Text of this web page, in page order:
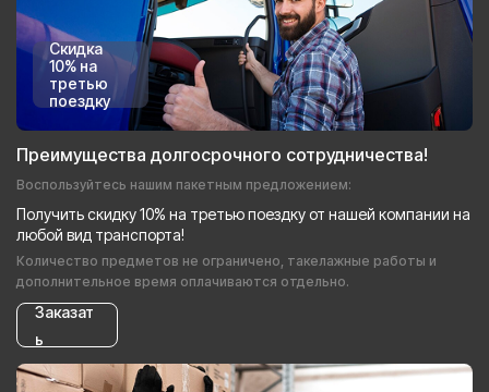
Скидка
10% на
третью
поездку
Преимущества долгосрочного сотрудничества!
Воспользуйтесь нашим пакетным предложением:
Получить скидку 10% на третью поездку от нашей компании на
любой вид транспорта!
Количество предметов не ограничено, такелажные работы и
дополнительное время оплачиваются отдельно.
Заказат
ь